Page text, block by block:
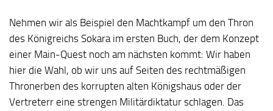
Nehmen wir als Beispiel den Machtkampf um den Thron
des Königreichs Sokara im ersten Buch, der dem Konzept
einer Main-Quest noch am nächsten kommt: Wir haben
hier die Wahl, ob wir uns auf Seiten des rechtmäßigen
Thronerben des korrupten alten Königshaus oder der
Vertreterr eine strengen Militärdiktatur schlagen. Das